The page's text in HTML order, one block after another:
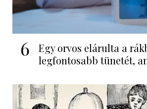
6
Egy orvos elárulta a
legfontosabb tünetét,